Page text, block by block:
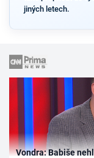
jiných letech.
Vondra: Babiše